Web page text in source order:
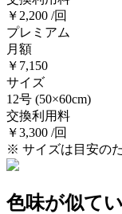
￥2,200 /回
プレミアム
月額
￥7,150
サイズ
12号 (50×60cm)
交換利用料
￥3,300 /回
※ サイズは目安の
色味が似て